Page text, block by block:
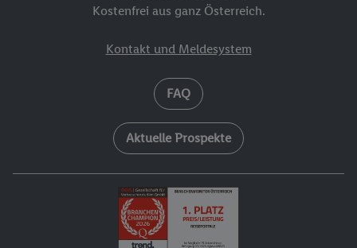
Kostenfrei aus ganz Österreich.
Kontakt und Meldesystem
FAQ
Aktuelle Prospekte